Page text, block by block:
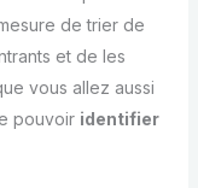
de trier de
et de les
vous allez aussi
pouvoir identifier